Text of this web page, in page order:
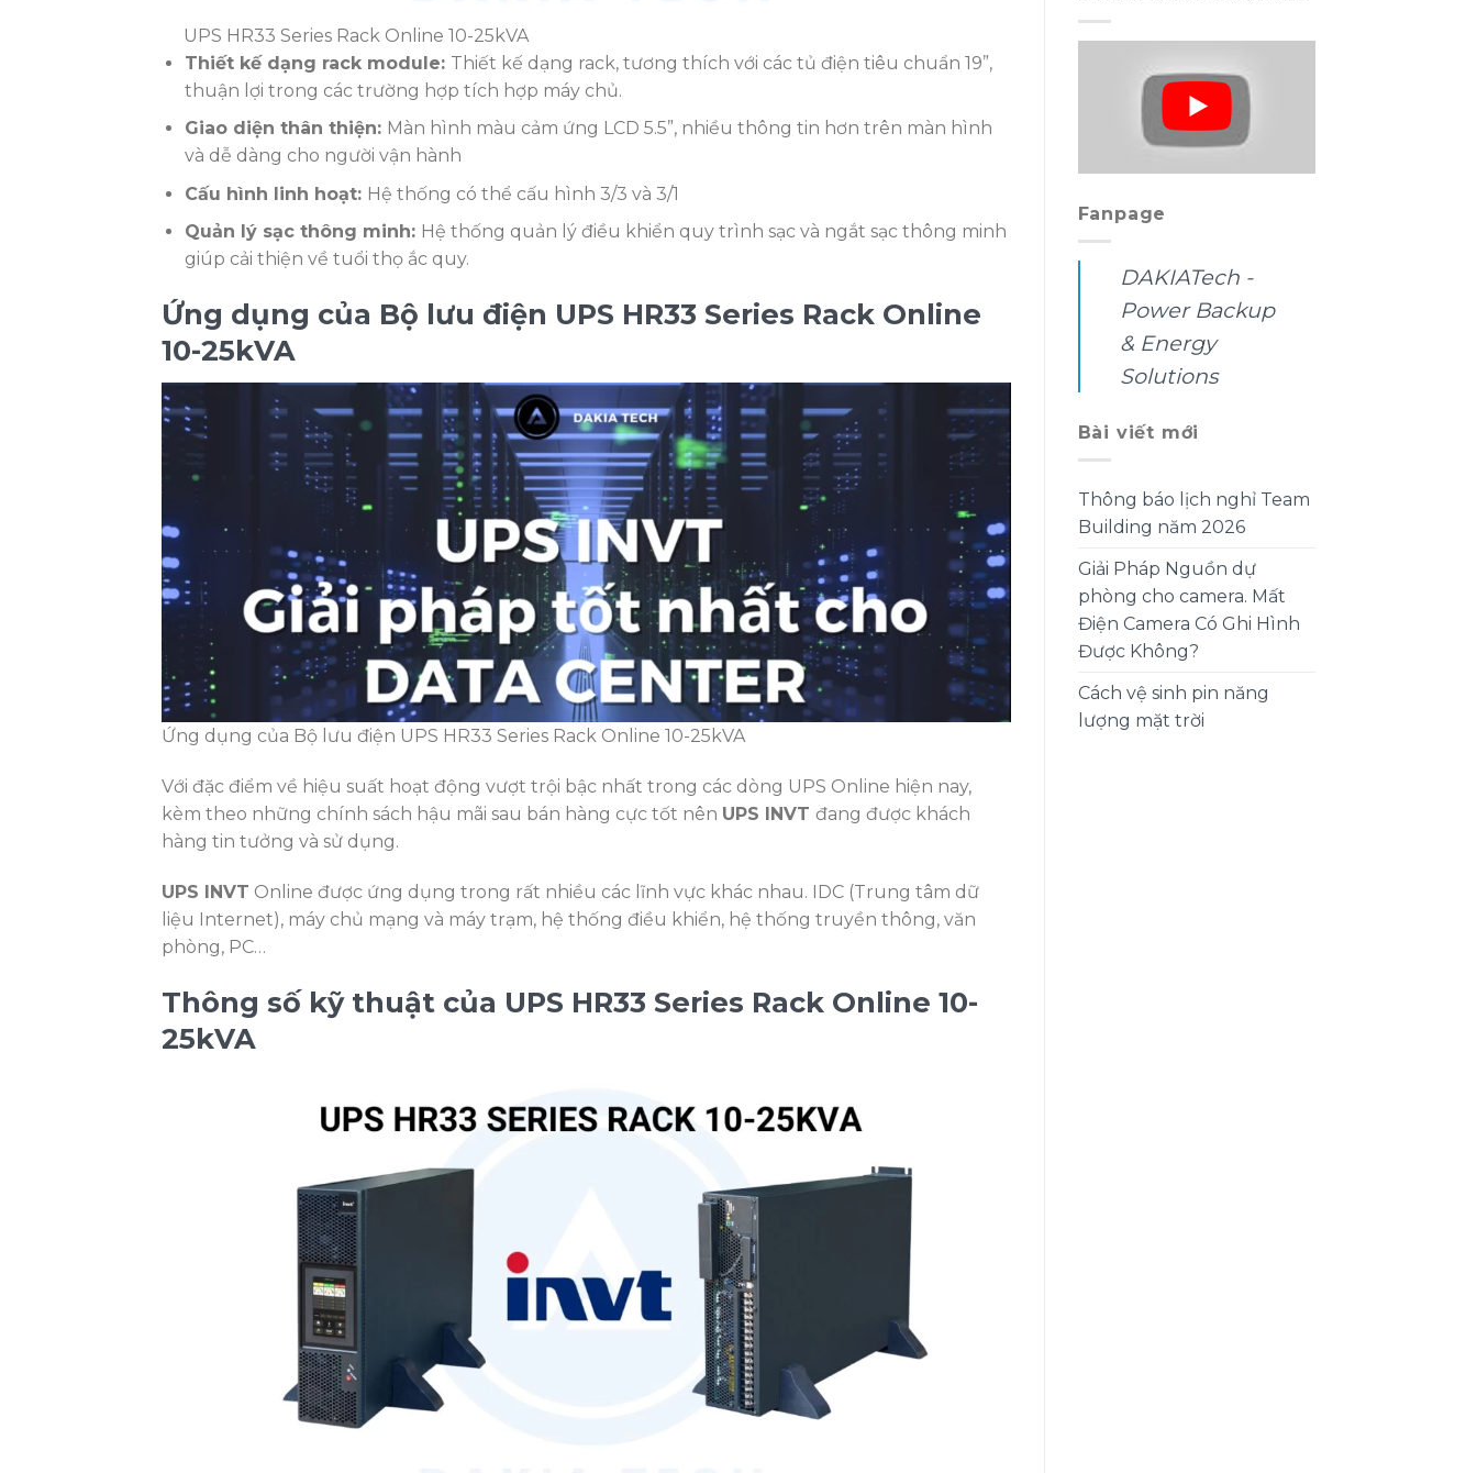
UPS HR33 Series Rack Online 10-25kVA
Thiết kế dạng rack module: Thiết kế dạng rack, tương thích với các tủ điện tiêu chuẩn 19”,
thuận lợi trong các trường hợp tích hợp máy chủ.
Giao diện thân thiện: Màn hình màu cảm ứng LCD 5.5”, nhiều thông tin hơn trên màn hình
và dễ dàng cho người vận hành
Cấu hình linh hoạt: Hệ thống có thể cấu hình 3/3 và 3/1
Quản lý sạc thông minh: Hệ thống quản lý điều khiển quy trình sạc và ngắt sạc thông minh
giúp cải thiện về tuổi thọ ắc quy.
Ứng dụng của Bộ lưu điện UPS HR33 Series Rack Online
10-25kVA
Ứng dụng của Bộ lưu điện UPS HR33 Series Rack Online 10-25kVA
Với đặc điểm về hiệu suất hoạt động vượt trội bậc nhất trong các dòng UPS Online hiện nay,
kèm theo những chính sách hậu mãi sau bán hàng cực tốt nên UPS INVT đang được khách
hàng tin tưởng và sử dụng.
UPS INVT Online được ứng dụng trong rất nhiều các lĩnh vực khác nhau. IDC (Trung tâm dữ
liệu Internet), máy chủ mạng và máy trạm, hệ thống điều khiển, hệ thống truyền thông, văn
phòng, PC…
Thông số kỹ thuật của UPS HR33 Series Rack Online 10-
25kVA
Fanpage
DAKIATech -
Power Backup
& Energy
Solutions
Bài viết mới
Thông báo lịch nghỉ Team
Building năm 2026
Giải Pháp Nguồn dự
phòng cho camera. Mất
Điện Camera Có Ghi Hình
Được Không?
Cách vệ sinh pin năng
lượng mặt trời